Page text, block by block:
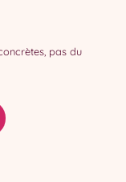
pas du